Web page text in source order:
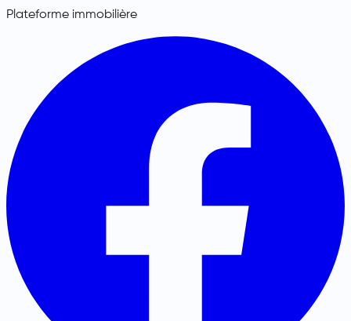
Plateforme immobilière